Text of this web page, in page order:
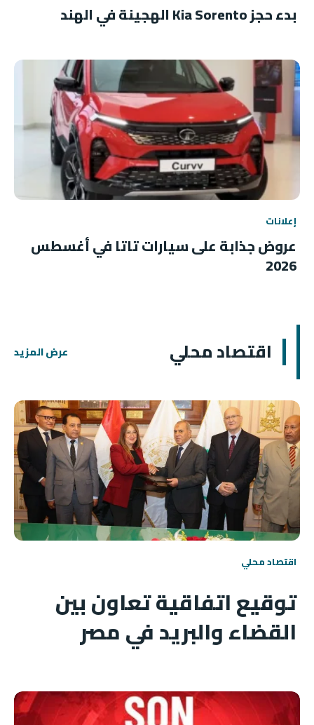
بدء حجز Kia Sorento الهجينة في الهند
إعلانات
عروض جذابة على سيارات تاتا في أغسطس
2026
اقتصاد محلي عرض المزيد
اقتصاد محلي
توقيع اتفاقية تعاون بين
القضاء والبريد في مصر